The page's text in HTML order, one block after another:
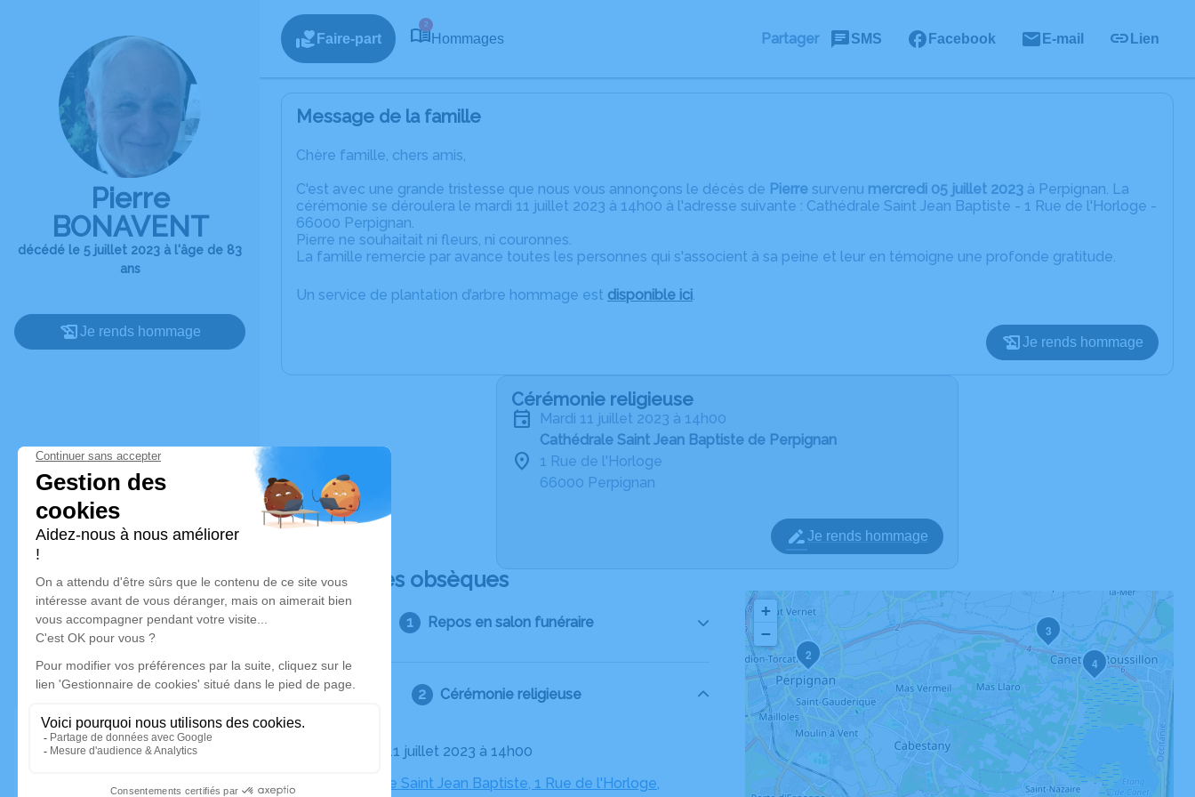
Pierre
BONAVENT
décédé le 5 juillet 2023 à l'âge de 83
ans
Je rends hommage
Faire-part
2
Hommages Partager SMS Facebook E-mail Lien
Message de la famille
Chère famille, chers amis,
C'est avec une grande tristesse que nous vous annonçons le décès de Pierre survenu mercredi 05 juillet 2023 à Perpignan. La
cérémonie se déroulera le mardi 11 juillet 2023 à 14h00 à l'adresse suivante : Cathédrale Saint Jean Baptiste - 1 Rue de l'Horloge -
66000 Perpignan.
Pierre ne souhaitait ni fleurs, ni couronnes.
La famille remercie par avance toutes les personnes qui s'associent à sa peine et leur en témoigne une profonde gratitude.
Un service de plantation d’arbre hommage est disponible ici.
Je rends hommage
Cérémonie religieuse
mardi 11 juillet 2023 à 14h00
Cathédrale Saint Jean Baptiste de Perpignan
1 Rue de l'Horloge
66000 Perpignan
Je rends hommage
Déroulé des obsèques
Repos en salon funéraire
Cérémonie religieuse
Le mardi 11 juillet 2023 à 14h00
Cathédrale Saint Jean Baptiste, 1 Rue de l'Horloge,
2
3
4
+
−